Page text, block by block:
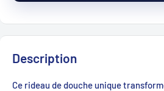
Description
Ce rideau de douche unique